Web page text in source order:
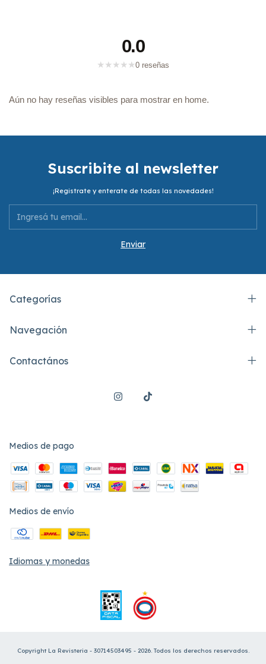
0.0
★ ★ ★ ★ ★0 reseñas
Aún no hay reseñas visibles para mostrar en home.
Suscribite al newsletter
¡Registrate y enterate de todas las novedades!
Categorías
Navegación
Contactános
Medios de pago
Medios de envío
Idiomas y monedas
Copyright La Revisteria - 30714503495 - 2026. Todos los derechos reservados.